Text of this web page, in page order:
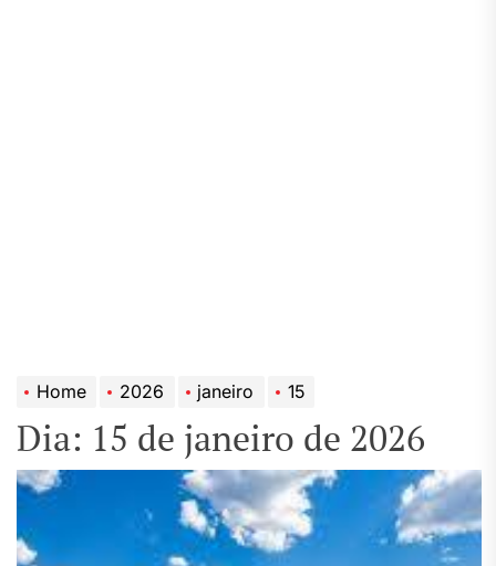
Home 2026 janeiro 15
Dia: 15 de janeiro de 2026